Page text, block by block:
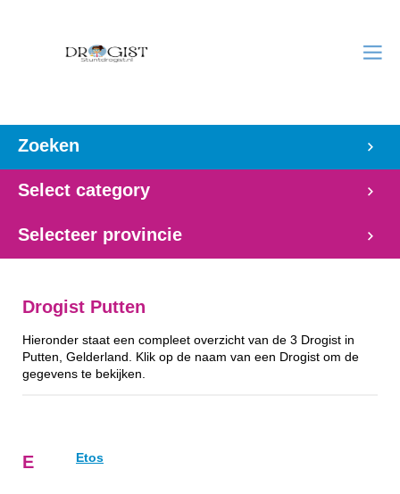
Zoeken
Select category
Selecteer provincie
Drogist Putten
Hieronder staat een compleet overzicht van de 3 Drogist in
Putten, Gelderland. Klik op de naam van een Drogist om de
gegevens te bekijken.
E Etos